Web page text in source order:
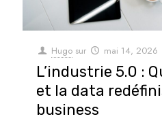
Hugo sur mai 14, 2026
L’industrie 5.0 :
et la data
business